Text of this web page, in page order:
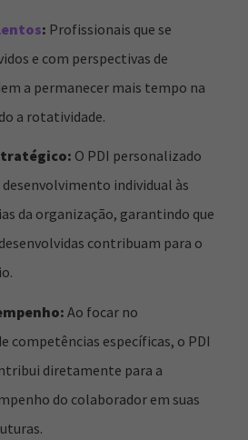
: Profissionais que se
e com perspectivas de
a permanecer mais tempo na
a rotatividade.
O PDI personalizado
individual às
da organização, garantindo que
contribuam para o
Ao focar no
competências específicas, o PDI
diretamente para a
do colaborador em suas